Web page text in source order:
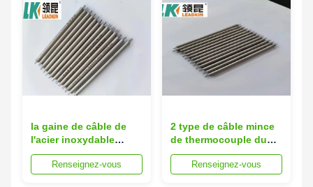
la gaine de câble de
l'acier inoxydable
SS310S de 12.7mm
dactylographie le câble
Renseignez-vous
2 type de câble mince
de thermocouple du
mur Pt100 MI de noyau
J SS321Renseignez-vous